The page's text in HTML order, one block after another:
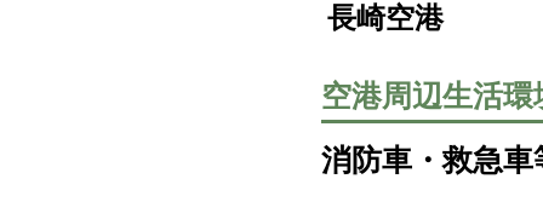
長崎空港
空港周辺生活
消防車・救急